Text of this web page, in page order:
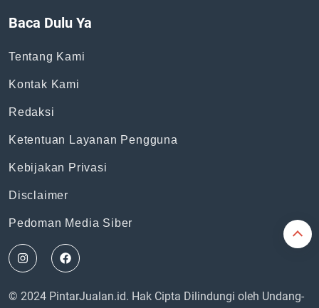
Topik
Baca Dulu Ya